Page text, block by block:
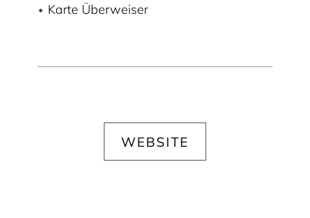
Karte Überweiser
WEBSITE